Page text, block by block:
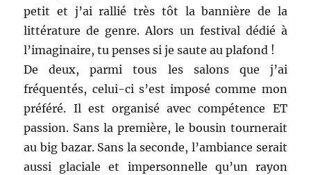
petit et j’ai rallié très tôt la bannière de la
littérature de genre. Alors un festival dédié à
l’imaginaire, tu penses si je saute au plafond !
De deux, parmi tous les salons que j’ai
fréquentés, celui-ci s’est imposé comme mon
préféré. Il est organisé avec compétence ET
passion. Sans la première, le bousin tournerait
au big bazar. Sans la seconde, l’ambiance serait
aussi glaciale et impersonnelle qu’un rayon